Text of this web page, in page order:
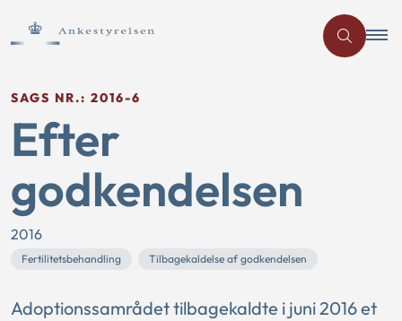
SAGS NR.: 2016-6
Efter
godkendelsen
2016
Fertilitetsbehandling Tilbagekaldelse af godkendelsen
Adoptionssamrådet tilbagekaldte i juni 2016 et